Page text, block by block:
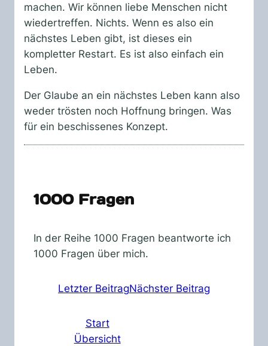
machen. Wir können liebe Menschen nicht
wiedertreffen. Nichts. Wenn es also ein
nächstes Leben gibt, ist dieses ein
kompletter Restart. Es ist also einfach ein
Leben.
Der Glaube an ein nächstes Leben kann also
weder trösten noch Hoffnung bringen. Was
für ein beschissenes Konzept.
1000 Fragen
In der Reihe 1000 Fragen beantworte ich
1000 Fragen über mich.
Letzter BeitragNächster Beitrag
Start
Übersicht